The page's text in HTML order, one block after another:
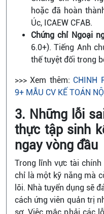
hoặc đã hoàn
Úc, ICAEW CFAB.
Chứng chỉ Ngoại
6.0+). Tiếng Anh
thế tuyệt đối trong
>>> Xem thêm: CHINH
9+ MẪU CV KẾ TOÁN
3. Những lỗi
thực tập sinh
ngay vòng đầu
Trong lĩnh vực tài
chỉ là một kỹ năng mà
lõi. Nhà tuyển dụng sẽ
cách ứng viên quản trị